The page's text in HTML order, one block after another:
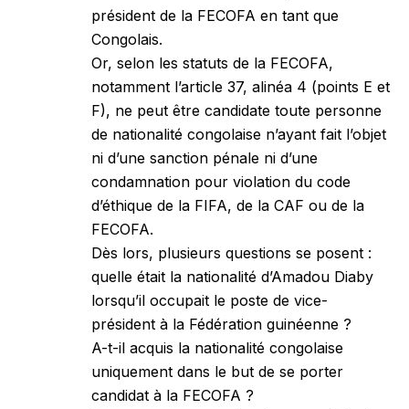
président de la FECOFA en tant que
Congolais.
Or, selon les statuts de la FECOFA,
notamment l’article 37, alinéa 4 (points E et
F), ne peut être candidate toute personne
de nationalité congolaise n’ayant fait l’objet
ni d’une sanction pénale ni d’une
condamnation pour violation du code
d’éthique de la FIFA, de la CAF ou de la
FECOFA.
Dès lors, plusieurs questions se posent :
quelle était la nationalité d’Amadou Diaby
lorsqu’il occupait le poste de vice-
président à la Fédération guinéenne ?
A-t-il acquis la nationalité congolaise
uniquement dans le but de se porter
candidat à la FECOFA ?